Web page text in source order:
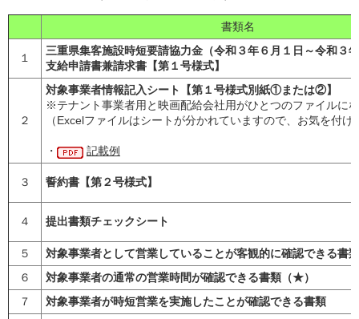
書類名
１
三重県集客施設時短要請協力金（令和３年６月１日～令和３
支給申請書兼請求書【第１号様式】
２
対象事業者情報記入シート【第１号様式別紙①または②】
※テナント事業者用と映画配給会社用がひとつのファイルに
（Excelファイルはシートが分かれていますので、お気を付け
・ 記載例
３ 誓約書【第２号様式】
４ 提出書類チェックシート
５
対象事業者として営業していることが客観的に確認できる書
６
対象事業者の通常の営業時間が確認できる書類（★）
７
対象事業者が時短営業を実施したことが確認できる書類